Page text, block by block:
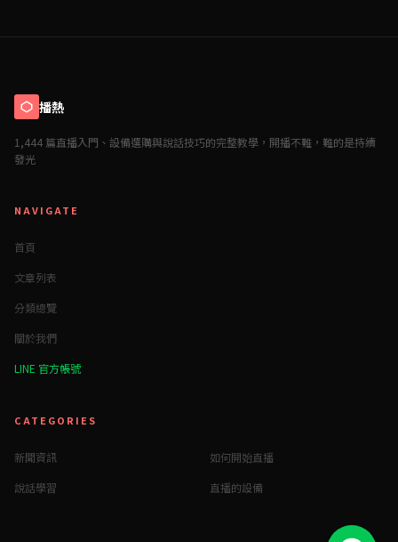
播熱
1,444 篇直播入門、設備選購與說話技巧的完整教學，開播不難，難的是持續
發光
NAVIGATE
首頁
文章列表
分類總覽
關於我們
LINE 官方帳號
CATEGORIES
新聞資訊
如何開始直播
說話學習
直播的設備